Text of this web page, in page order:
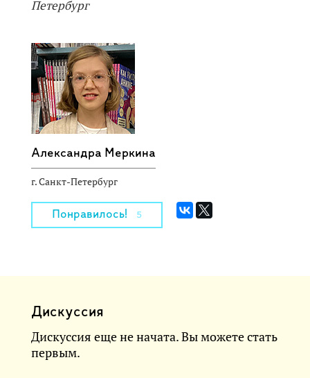
Петербург
Александра Меркина
г. Санкт-Петербург
Понравилось! 5
Дискуссия
Дискуссия еще не начата. Вы можете стать
первым.